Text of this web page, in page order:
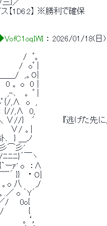
}／
【1D6:2】 ※勝利で確保
： 2026/01/18(日)
　　 /　ﾟ。
　　/　oﾟ |
＿＿/　,。O|
。 o　0｜
　 。 ﾟ |
｛/,∧　o　,
{//,∧　0,
}　 ′　　　　『逃げた先に
∨/ 。|
､　} ＿ノ
彡⌒彡'
ﾆﾆ}´￣ヽ
ーｧ' o　：∧
}}　 ・ O|
　　 ,/
.／ o ｀Y´
/　　0o{
　　　 {
　　　。‘，